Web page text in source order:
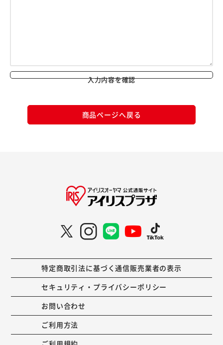
入力内容を確認
商品ページへ戻る
特定商取引法に基づく通信販売業者の表示
セキュリティ・プライバシーポリシー
お問い合わせ
ご利用方法